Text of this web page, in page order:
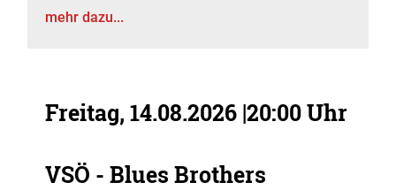
mehr dazu...
Freitag, 14.08.2026 |20:00 Uhr
VSÖ - Blues Brothers